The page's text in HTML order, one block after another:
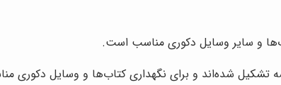
و سایر وسایل دکوری مناسب است.
تشکیل شده‌اند و برای نگهداری کتاب‌ها و وسایل دکوری